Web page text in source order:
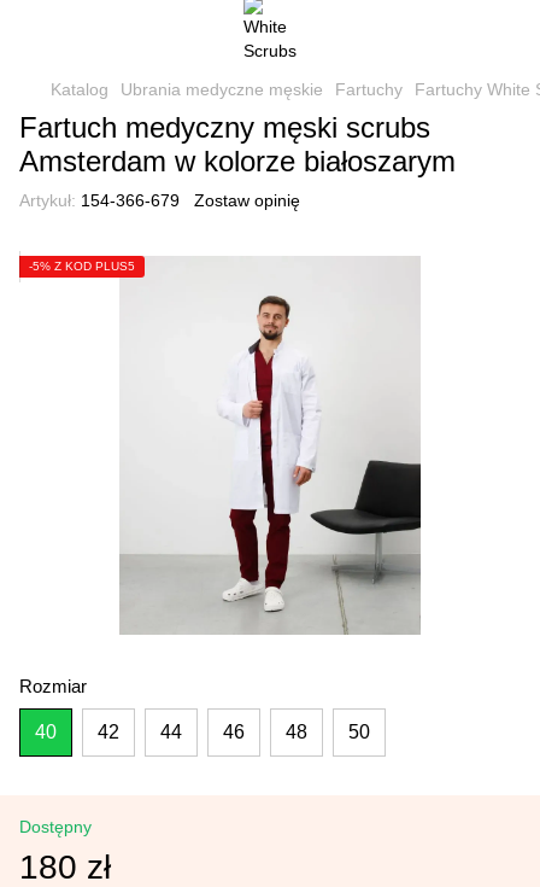
Katalog Ubrania medyczne męskie Fartuchy Fartuchy White
Fartuch medyczny męski scrubs
Amsterdam w kolorze białoszarym
Artykuł: 154-366-679 Zostaw opinię
-5% Z KOD PLUS5
Rozmiar
40 42 44 46 48 50
Dostępny
180 zł